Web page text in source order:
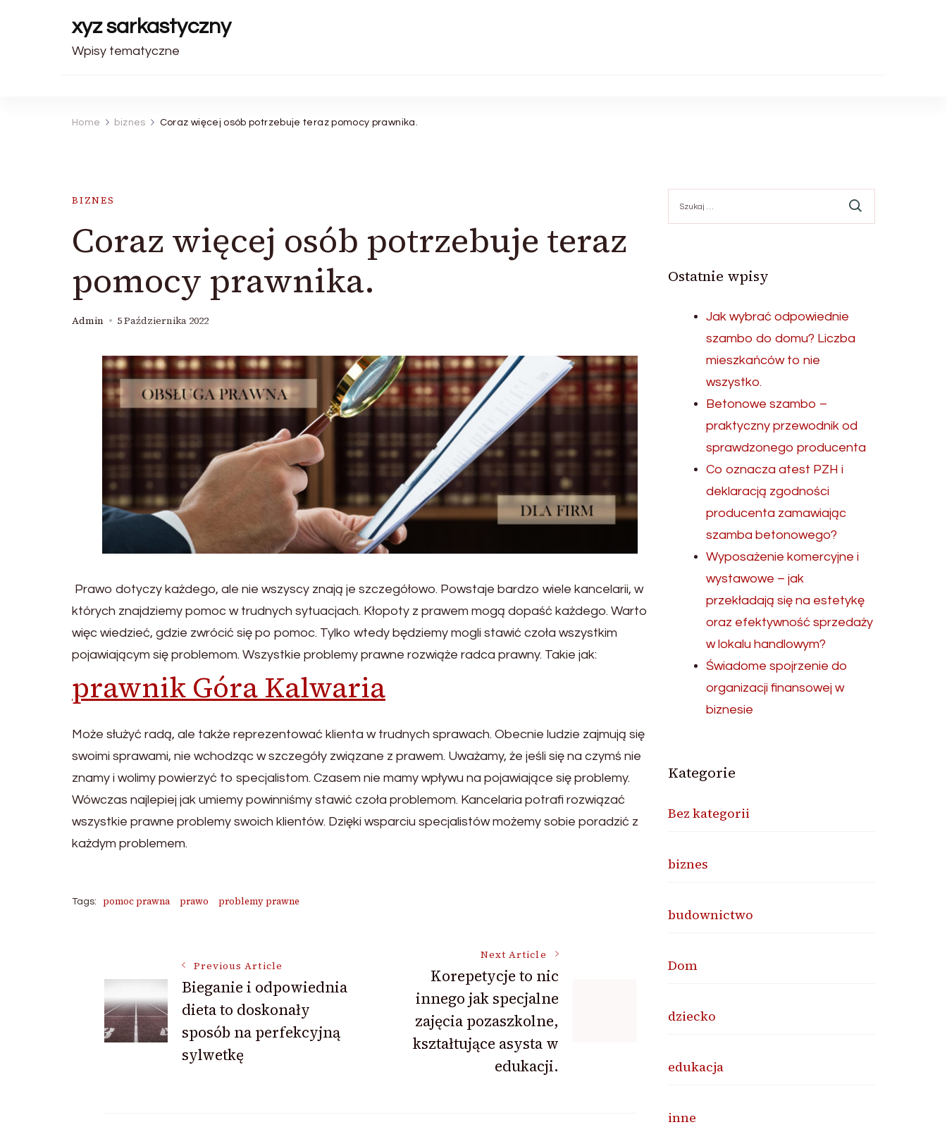
xyz sarkastyczny
Wpisy tematyczne
Home biznes Coraz więcej osób potrzebuje teraz pomocy prawnika.
BIZNES
Coraz więcej osób potrzebuje teraz
pomocy prawnika.
Admin 5 Października 2022
Prawo dotyczy każdego, ale nie wszyscy znają je szczegółowo. Powstaje bardzo wiele kancelarii, w
których znajdziemy pomoc w trudnych sytuacjach. Kłopoty z prawem mogą dopaść każdego. Warto
więc wiedzieć, gdzie zwrócić się po pomoc. Tylko wtedy będziemy mogli stawić czoła wszystkim
pojawiającym się problemom. Wszystkie problemy prawne rozwiąże radca prawny. Takie jak:
prawnik Góra Kalwaria
Może służyć radą, ale także reprezentować klienta w trudnych sprawach. Obecnie ludzie zajmują się
swoimi sprawami, nie wchodząc w szczegóły związane z prawem. Uważamy, że jeśli się na czymś nie
znamy i wolimy powierzyć to specjalistom. Czasem nie mamy wpływu na pojawiające się problemy.
Wówczas najlepiej jak umiemy powinniśmy stawić czoła problemom. Kancelaria potrafi rozwiązać
wszystkie prawne problemy swoich klientów. Dzięki wsparciu specjalistów możemy sobie poradzić z
każdym problemem.
Tags: pomoc prawna prawo problemy prawne
Navigation
Previous Article
Bieganie i odpowiednia
dieta to doskonały
sposób na perfekcyjną
sylwetkę
Next Article
Korepetycje to nic
innego jak specjalne
zajęcia pozaszkolne,
kształtujące asysta w
edukacji.
Ostatnie wpisy
Jak wybrać odpowiednie
szambo do domu? Liczba
mieszkańców to nie
wszystko.
Betonowe szambo –
praktyczny przewodnik od
sprawdzonego producenta
Co oznacza atest PZH i
deklaracją zgodności
producenta zamawiając
szamba betonowego?
Wyposażenie komercyjne i
wystawowe – jak
przekładają się na estetykę
oraz efektywność sprzedaży
w lokalu handlowym?
Świadome spojrzenie do
organizacji finansowej w
biznesie
Kategorie
Bez kategorii
biznes
budownictwo
Dom
dziecko
edukacja
inne